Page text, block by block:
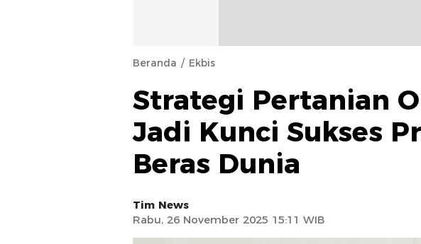
Beranda Ekbis
Strategi Pertanian
Jadi Kunci Sukses
Beras Dunia
Tim News
Rabu, 26 November 2025 15:11 WIB